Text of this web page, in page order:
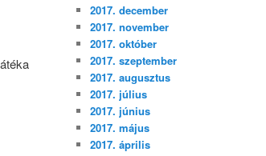
2017. december
2017. november
2017. október
2017. szeptember
2017. augusztus
2017. július
2017. június
2017. május
2017. április